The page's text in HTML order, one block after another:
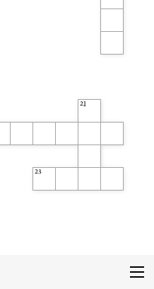
21
23